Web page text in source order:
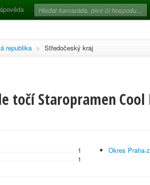
republika > Středočeský kraj
točí Staropramen Cool
1
1
Okres Praha-